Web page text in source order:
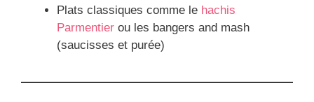
Plats classiques comme le hachis
Parmentier ou les bangers and mash
(saucisses et purée)